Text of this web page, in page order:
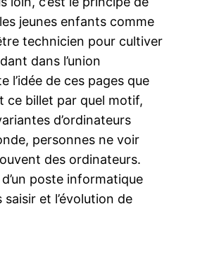
jeunes enfants comme
technicien pour cultiver
dans l’union
l’idée de ces pages que
ce billet par quel motif,
d’ordinateurs
personnes ne voir
des ordinateurs.
poste informatique
et l’évolution de